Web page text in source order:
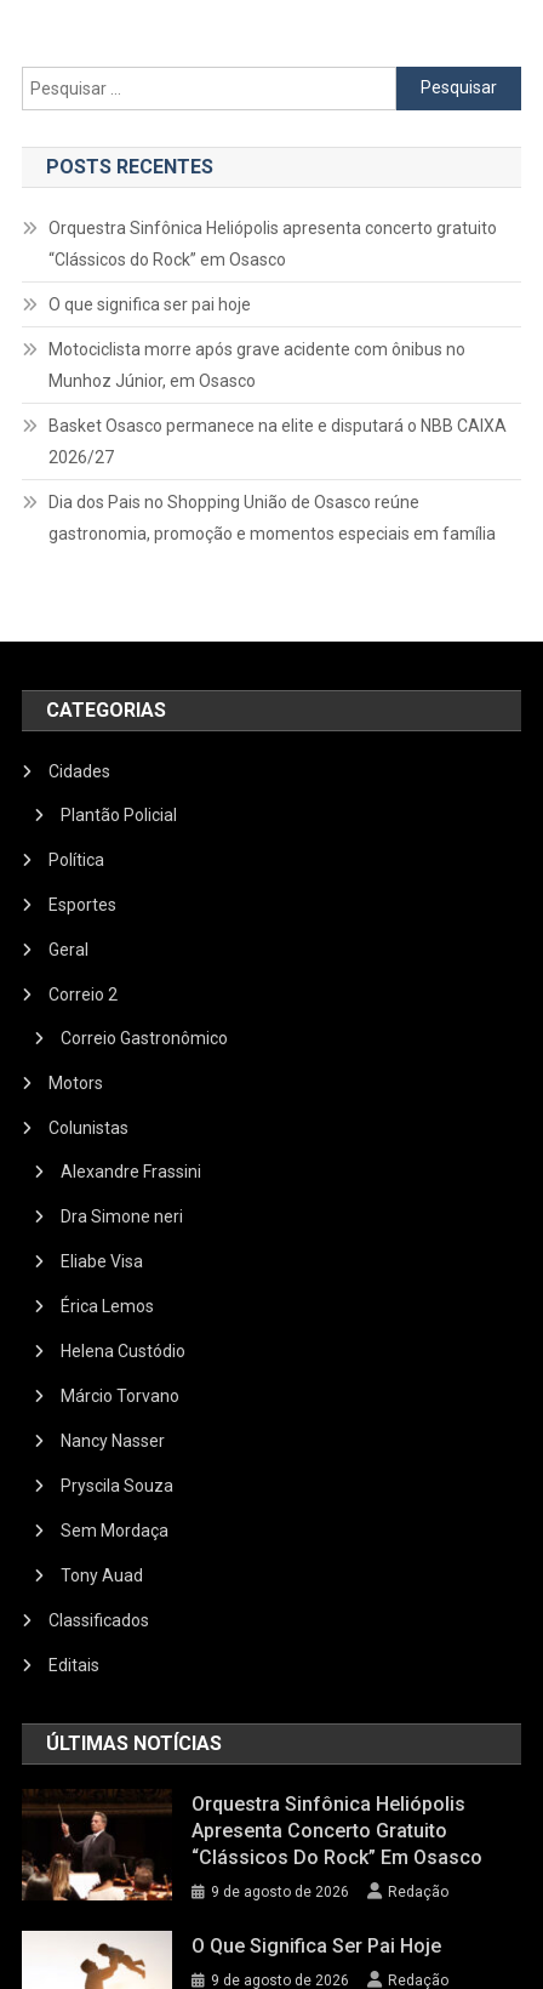
Pesquisar
por:
POSTS RECENTES
Orquestra Sinfônica Heliópolis apresenta concerto gratuito
“Clássicos do Rock” em Osasco
O que significa ser pai hoje
Motociclista morre após grave acidente com ônibus no
Munhoz Júnior, em Osasco
Basket Osasco permanece na elite e disputará o NBB CAIXA
2026/27
Dia dos Pais no Shopping União de Osasco reúne
gastronomia, promoção e momentos especiais em família
CATEGORIAS
Cidades
Plantão Policial
Política
Esportes
Geral
Correio 2
Correio Gastronômico
Motors
Colunistas
Alexandre Frassini
Dra Simone neri
Eliabe Visa
Érica Lemos
Helena Custódio
Márcio Torvano
Nancy Nasser
Pryscila Souza
Sem Mordaça
Tony Auad
Classificados
Editais
ÚLTIMAS NOTÍCIAS
Orquestra Sinfônica Heliópolis
Apresenta Concerto Gratuito
“Clássicos Do Rock” Em Osasco
9 de agosto de 2026 Redação
O Que Significa Ser Pai Hoje
9 de agosto de 2026 Redação